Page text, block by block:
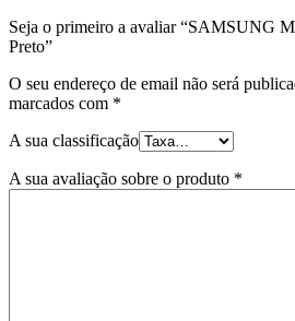
Seja o primeiro a avaliar “SAMSUNG
Preto”
O seu endereço de email não será
marcados com *
A sua classificação
A sua avaliação sobre o produto *